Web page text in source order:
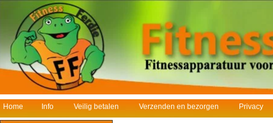
Home Info Veilig betalen Verzenden en bezorgen Privacy